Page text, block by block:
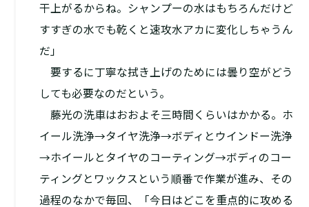
干上がるからね。シャンプーの水はもちろんだけど
すすぎの水でも乾くと速攻水アカに変化しちゃうん
だ」
要するに丁寧な拭き上げのためには曇り空がどう
しても必要なのだという。
藤光の洗車はおおよそ三時間くらいはかかる。ホ
イール洗浄→タイヤ洗浄→ボディとウインドー洗浄
→ホイールとタイヤのコーティング→ボディのコー
ティングとワックスという順番で作業が進み、その
過程のなかで毎回、「今日はどこを重点的に攻める